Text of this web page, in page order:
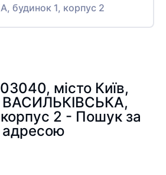
будинок 1, корпус 2
місто Київ,
2 - Пошук за
адресою